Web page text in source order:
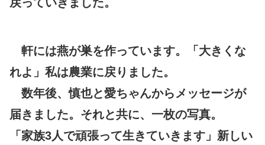
軒には燕が巣を作っています。「大きくな
れよ」私は農業に戻りました。
数年後、慎也と愛ちゃんからメッセージが
届きました。それと共に、一枚の写真。
「家族3人で頑張って生きていきます」新しい